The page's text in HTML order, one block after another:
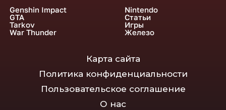
Genshin Impact
GTA
Tarkov
War Thunder
Nintendo
Статьи
Игры
Железо
Карта сайта
Политика конфиденциальности
Пользовательское соглашение
О нас